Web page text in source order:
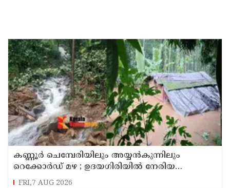
കണ്ണൂർ ചെമ്പേരിയിലും അയ്യൻകുന്നിലും
റെക്കോർഡ് മഴ ; ഉദയഗിരിയിൽ നേരിയ
ഉരുൾപൊട്ടൽ; 13 പേരെ ക്യാമ്പിലേക്ക് മാറ്റി
FRI,7 AUG 2026